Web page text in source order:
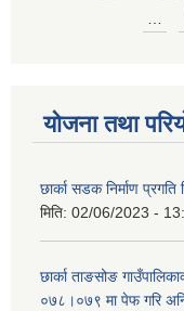
योजना तथा
छार्का सडक निर्माण प्रगति
मिति: 02/06/2023 -
छार्का ताङसोङ
०७८।०७९ मा पेफ गरि